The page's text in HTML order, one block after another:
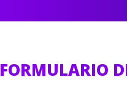
FORMULARIO